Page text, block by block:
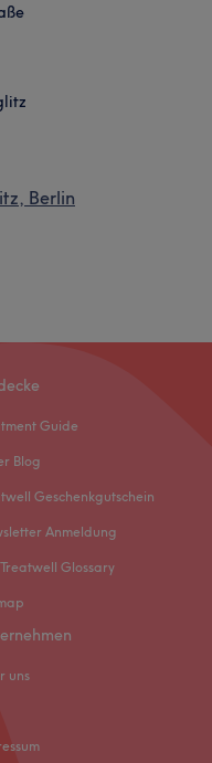
Berlin
Guide
Blog
Geschenkgutschein
Anmeldung
Glossary
uns